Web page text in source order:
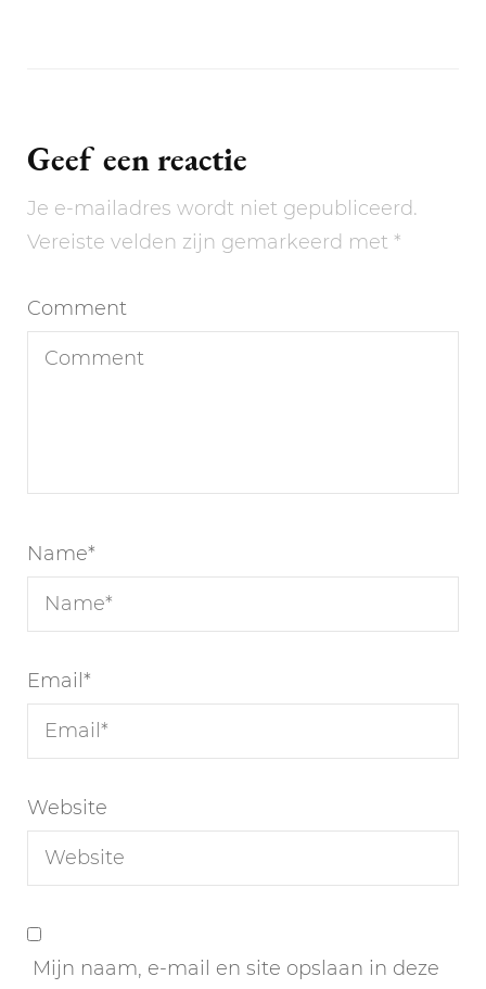
Geef een reactie
Je e-mailadres wordt niet gepubliceerd.
Vereiste velden zijn gemarkeerd met *
Comment
Name*
Email *
Website
Mijn naam, e-mail en site opslaan in deze